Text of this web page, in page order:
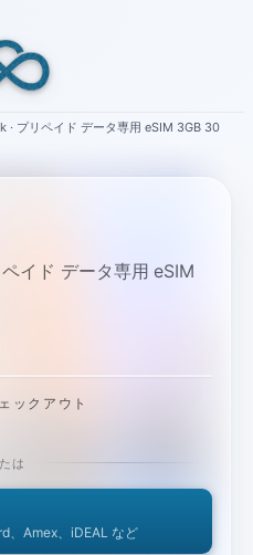
· プリペイド データ専用 eSIM 3GB 30
イド データ専用 eSIM
ックアウト
は
、Amex、iDEAL など